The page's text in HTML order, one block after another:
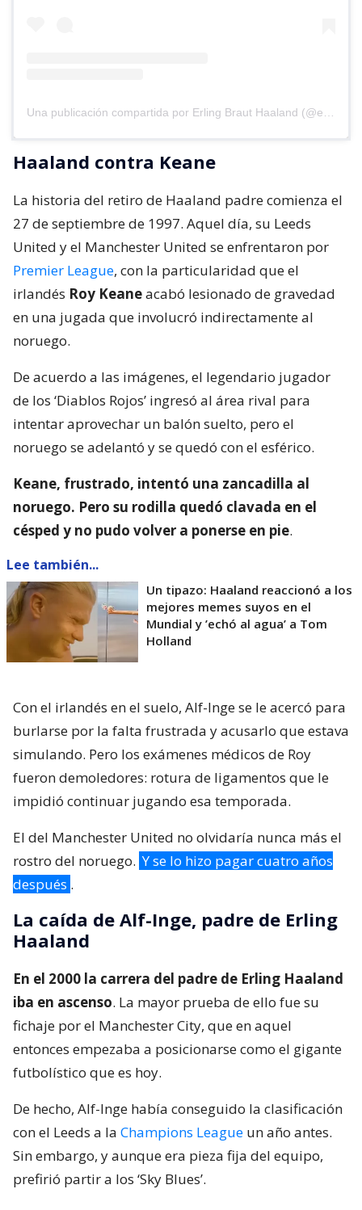
Una publicación compartida por Erling Braut Haaland (@erling)
Haaland contra Keane
La historia del retiro de Haaland padre comienza el
27 de septiembre de 1997. Aquel día, su Leeds
United y el Manchester United se enfrentaron por
Premier League, con la particularidad que el
irlandés Roy Keaneacabó lesionado de gravedad
en una jugada que involucró indirectamente al
noruego.
De acuerdo a las imágenes, el legendario jugador
de los ‘Diablos Rojos’ ingresó al área rival para
intentar aprovechar un balón suelto, pero el
noruego se adelantó y se quedó con el esférico.
Keane, frustrado, intentó una zancadilla al
noruego. Pero su rodilla quedó clavada en el
césped y no pudo volver a ponerse en pie.
Lee también...
Un tipazo: Haaland reaccionó a los
mejores memes suyos en el
Mundial y ’echó al agua’ a Tom
Holland
Con el irlandés en el suelo, Alf-Inge se le acercó para
burlarse por la falta frustrada y acusarlo que estava
simulando. Pero los exámenes médicos de Roy
fueron demoledores: rotura de ligamentos que le
impidió continuar jugando esa temporada.
El del Manchester United no olvidaría nunca más el
rostro del noruego. Y se lo hizo pagar cuatro años
después .
La caída de Alf-Inge, padre de Erling
Haaland
En el 2000 la carrera del padre de Erling Haaland
iba en ascenso. La mayor prueba de ello fue su
fichaje por el Manchester City, que en aquel
entonces empezaba a posicionarse como el gigante
futbolístico que es hoy.
De hecho, Alf-Inge había conseguido la clasificación
con el Leeds a la Champions League un año antes.
Sin embargo, y aunque era pieza fija del equipo,
prefirió partir a los ‘Sky Blues’.